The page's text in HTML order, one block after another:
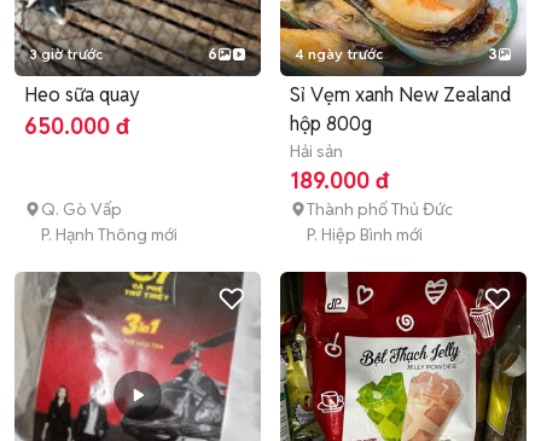
3 giờ trước 6
Heo sữa quay
650.000 đ
Q. Gò Vấp
P. Hạnh Thông mới
4 ngày trước 3
Sỉ Vẹm xanh New Zealand
hộp 800g
Hải sản
189.000 đ
Thành phố Thủ Đức
P. Hiệp Bình mới